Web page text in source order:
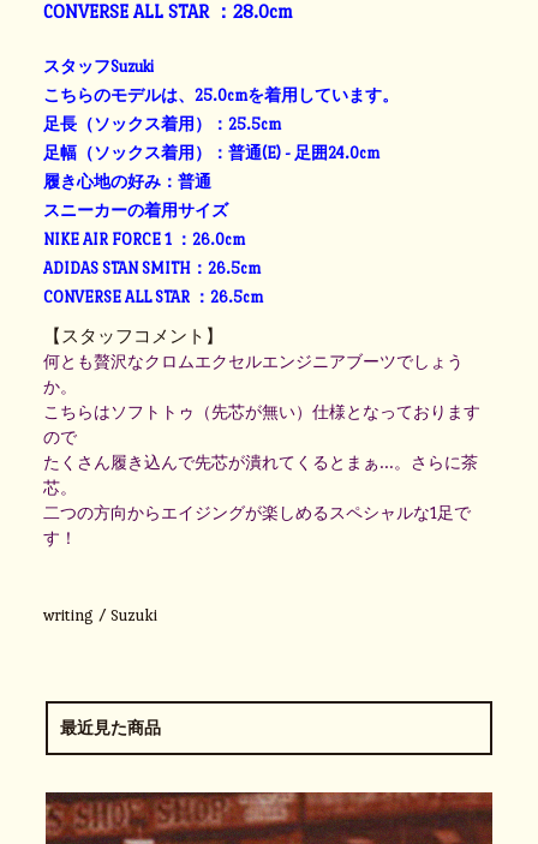
CONVERSE ALL STAR ：28.0cm
スタッフSuzuki
こちらのモデルは、25.0cmを着用しています。
足長（ソックス着用）：25.5cm
足幅（ソックス着用）：普通(E) - 足囲24.0cm
履き心地の好み：普通
スニーカーの着用サイズ
NIKE AIR FORCE 1 ：26.0cm
ADIDAS STAN SMITH：26.5cm
CONVERSE ALL STAR ：26.5cm
【スタッフコメント】
何とも贅沢なクロムエクセルエンジニアブーツでしょう
か。
こちらはソフトトゥ（先芯が無い）仕様となっております
ので
たくさん履き込んで先芯が潰れてくるとまぁ…。さらに茶
芯。
二つの方向からエイジングが楽しめるスペシャルな1足で
す！
writing / Suzuki
最近見た商品